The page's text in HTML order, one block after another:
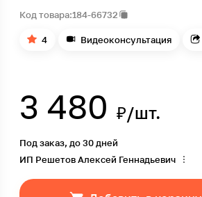
Код товара:184-66732
4 Видеоконсультация
3 480 ₽/шт.
Под заказ, до 30 дней
ИП Решетов Алексей Геннадьевич